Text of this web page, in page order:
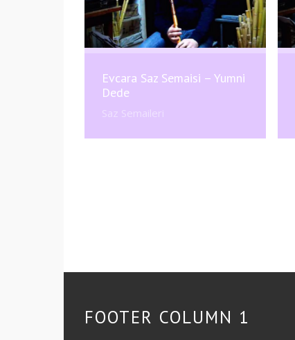
Evcara Saz Semaisi – Yumni
Dede
Saz Semaileri
FOOTER COLUMN 1